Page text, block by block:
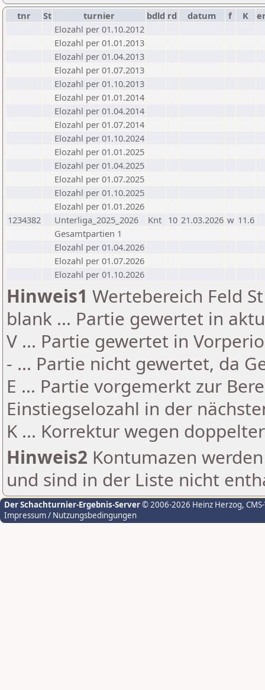
tnr St turnier bdld rd datum f K
Elozahl per 01.10.2012
Elozahl per 01.01.2013
Elozahl per 01.04.2013
Elozahl per 01.07.2013
Elozahl per 01.10.2013
Elozahl per 01.01.2014
Elozahl per 01.04.2014
Elozahl per 01.07.2014
Elozahl per 01.10.2024
Elozahl per 01.01.2025
Elozahl per 01.04.2025
Elozahl per 01.07.2025
Elozahl per 01.10.2025
Elozahl per 01.01.2026
1234382
Unterliga_2025_2026 Knt 10 21.03.2026 w 11.6
Gesamtpartien 1
Elozahl per 01.04.2026
Elozahl per 01.07.2026
Elozahl per 01.10.2026
Hinweis1 Wertebereich Feld
blank ... Partie gewertet in
V ... Partie gewertet in
- ... Partie nicht gewertet, da
E ... Partie vorgemerkt zur
Einstiegselozahl in der
K ... Korrektur wegen
Hinweis2 Kontumazen
und sind in der Liste nicht
Der Schachturnier-Ergebnis-Server© 2006-2026 Heinz Herzog,
Impressum / Nutzungsbedingungen